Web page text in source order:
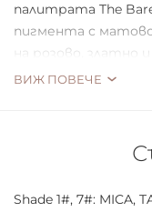
палитрата The
пигмента с
на розово, златно
ВИЖ ПОВЕЧЕ
Shade 1#, 7#: MICA,